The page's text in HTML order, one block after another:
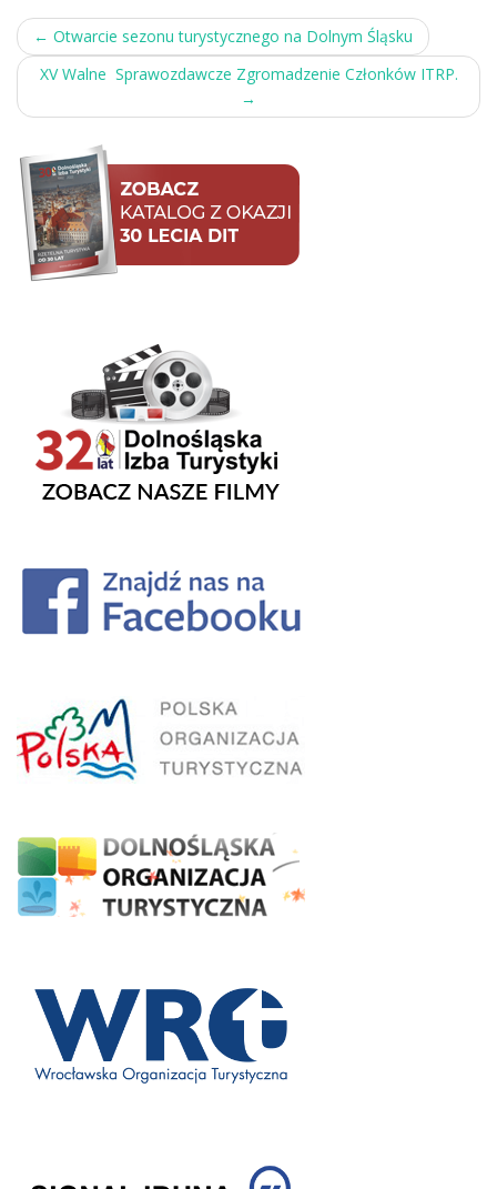
Post
navigation
← Otwarcie sezonu turystycznego na Dolnym Śląsku
XV Walne Sprawozdawcze Zgromadzenie Członków ITRP.
→